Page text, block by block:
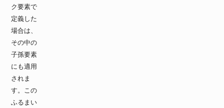
ク要素で
定義した
場合は、
その中の
子孫要素
にも適用
されま
す。この
ふるまい